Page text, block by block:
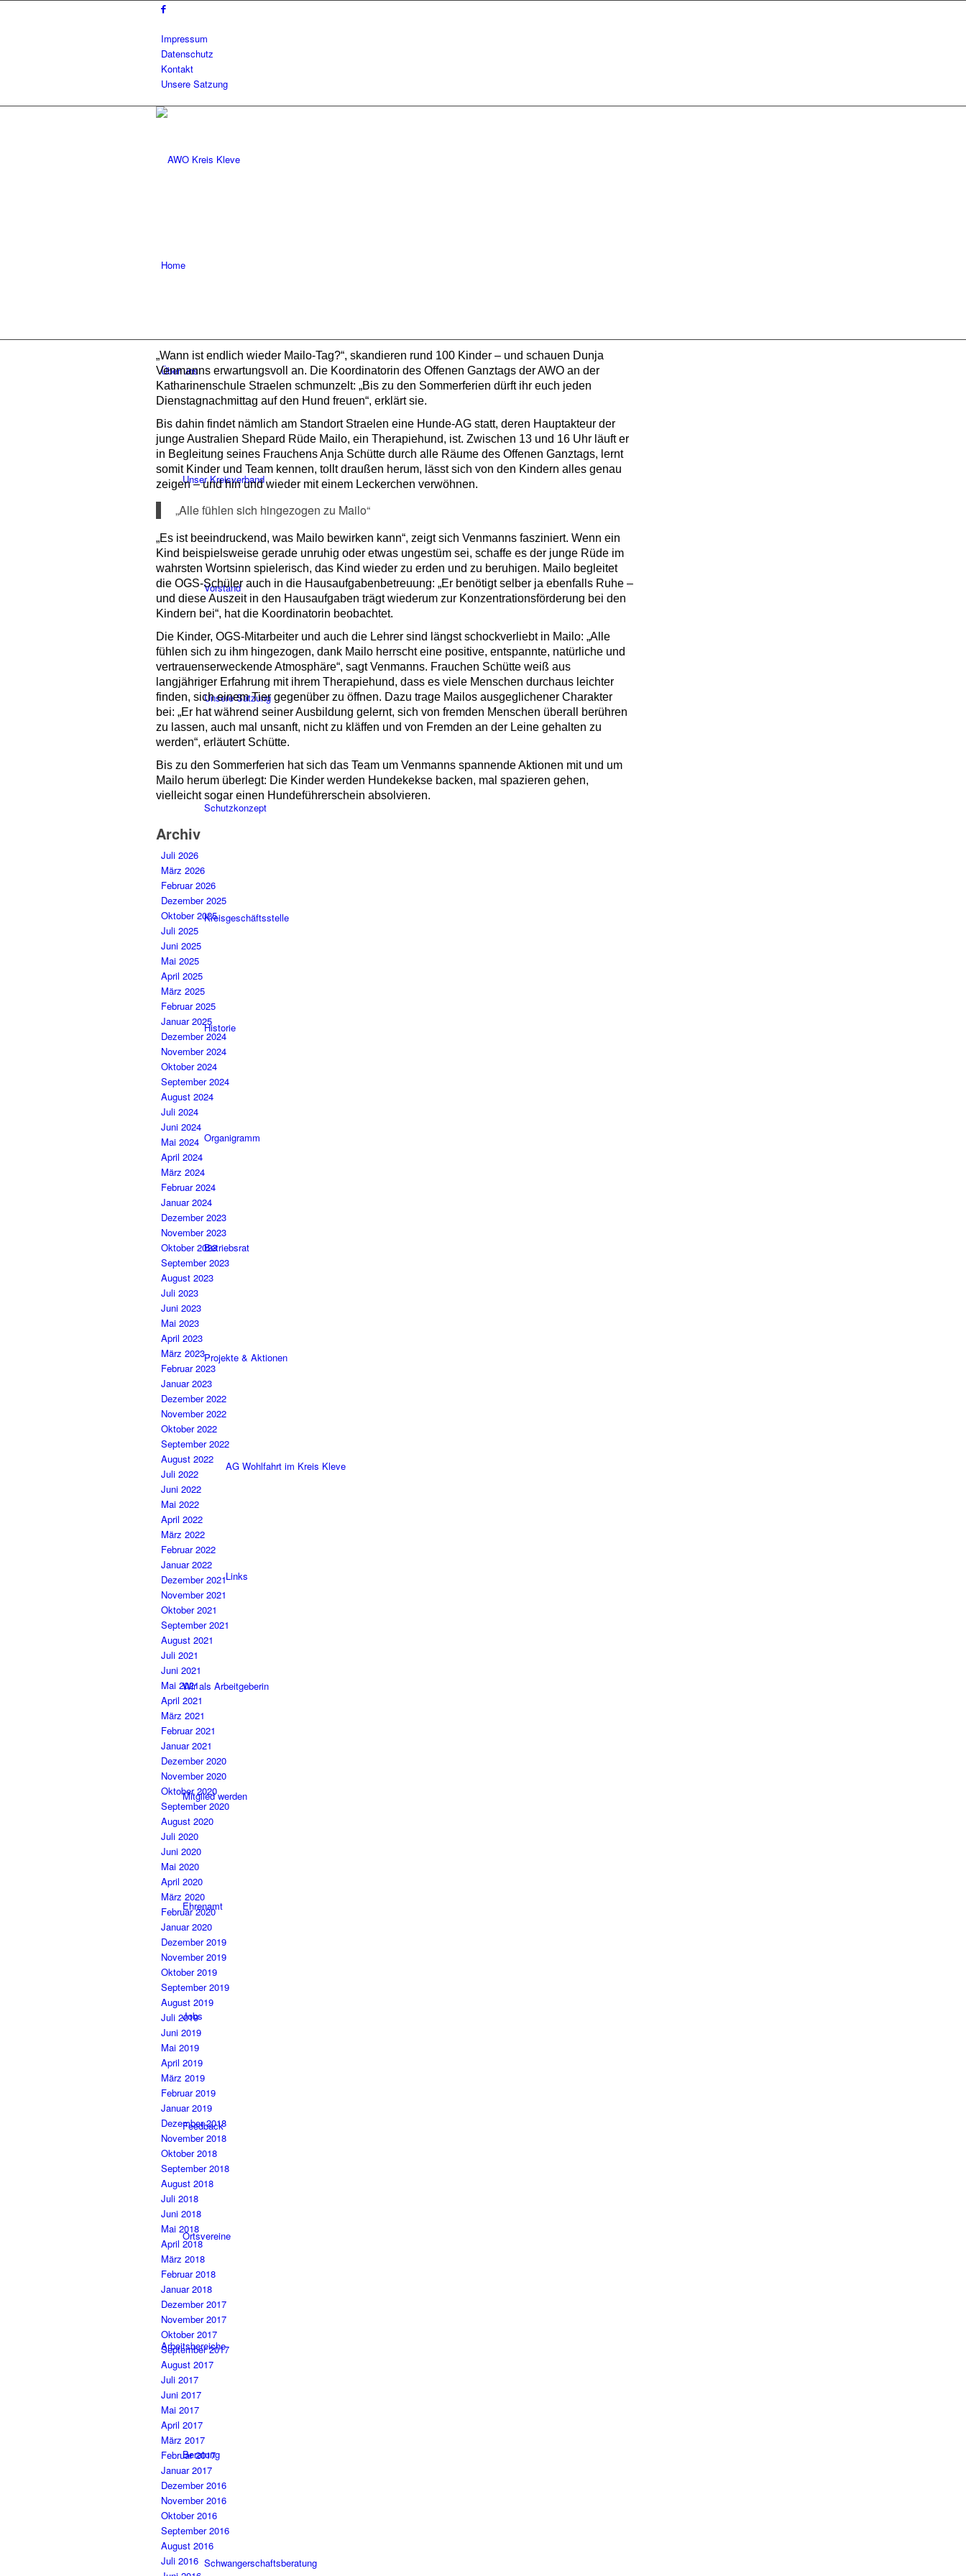
Impressum
Datenschutz
Kontakt
Unsere Satzung
Home
Über uns
Unser Kreisverband
Vorstand
Unsere Satzung
Schutzkonzept
Kreisgeschäftsstelle
Historie
Organigramm
Betriebsrat
Projekte & Aktionen
AG Wohlfahrt im Kreis Kleve
Links
Wir als Arbeitgeberin
Mitglied werden
Ehrenamt
Jobs
Feedback
Ortsvereine
Arbeitsbereiche
Beratung
Schwangerschaftsberatung
„Wann ist endlich wieder Mailo-Tag?“, skandieren rund 100 Kinder – und schauen Dunja
Venmanns erwartungsvoll an. Die Koordinatorin des Offenen Ganztags der AWO an der
Katharinenschule Straelen schmunzelt: „Bis zu den Sommerferien dürft ihr euch jeden
Dienstagnachmittag auf den Hund freuen“, erklärt sie.
Bis dahin findet nämlich am Standort Straelen eine Hunde-AG statt, deren Hauptakteur der
junge Australien Shepard Rüde Mailo, ein Therapiehund, ist. Zwischen 13 und 16 Uhr läuft er
in Begleitung seines Frauchens Anja Schütte durch alle Räume des Offenen Ganztags, lernt
somit Kinder und Team kennen, tollt draußen herum, lässt sich von den Kindern alles genau
zeigen – und hin und wieder mit einem Leckerchen verwöhnen.
„Alle fühlen sich hingezogen zu Mailo“
„Es ist beeindruckend, was Mailo bewirken kann“, zeigt sich Venmanns fasziniert. Wenn ein
Kind beispielsweise gerade unruhig oder etwas ungestüm sei, schaffe es der junge Rüde im
wahrsten Wortsinn spielerisch, das Kind wieder zu erden und zu beruhigen. Mailo begleitet
die OGS-Schüler auch in die Hausaufgabenbetreuung: „Er benötigt selber ja ebenfalls Ruhe –
und diese Auszeit in den Hausaufgaben trägt wiederum zur Konzentrationsförderung bei den
Kindern bei“, hat die Koordinatorin beobachtet.
Die Kinder, OGS-Mitarbeiter und auch die Lehrer sind längst schockverliebt in Mailo: „Alle
fühlen sich zu ihm hingezogen, dank Mailo herrscht eine positive, entspannte, natürliche und
vertrauenserweckende Atmosphäre“, sagt Venmanns. Frauchen Schütte weiß aus
langjähriger Erfahrung mit ihrem Therapiehund, dass es viele Menschen durchaus leichter
finden, sich einem Tier gegenüber zu öffnen. Dazu trage Mailos ausgeglichener Charakter
bei: „Er hat während seiner Ausbildung gelernt, sich von fremden Menschen überall berühren
zu lassen, auch mal unsanft, nicht zu kläffen und von Fremden an der Leine gehalten zu
werden“, erläutert Schütte.
Bis zu den Sommerferien hat sich das Team um Venmanns spannende Aktionen mit und um
Mailo herum überlegt: Die Kinder werden Hundekekse backen, mal spazieren gehen,
vielleicht sogar einen Hundeführerschein absolvieren.
Archiv
Juli 2026
März 2026
Februar 2026
Dezember 2025
Oktober 2025
Juli 2025
Juni 2025
Mai 2025
April 2025
März 2025
Februar 2025
Januar 2025
Dezember 2024
November 2024
Oktober 2024
September 2024
August 2024
Juli 2024
Juni 2024
Mai 2024
April 2024
März 2024
Februar 2024
Januar 2024
Dezember 2023
November 2023
Oktober 2023
September 2023
August 2023
Juli 2023
Juni 2023
Mai 2023
April 2023
März 2023
Februar 2023
Januar 2023
Dezember 2022
November 2022
Oktober 2022
September 2022
August 2022
Juli 2022
Juni 2022
Mai 2022
April 2022
März 2022
Februar 2022
Januar 2022
Dezember 2021
November 2021
Oktober 2021
September 2021
August 2021
Juli 2021
Juni 2021
Mai 2021
April 2021
März 2021
Februar 2021
Januar 2021
Dezember 2020
November 2020
Oktober 2020
September 2020
August 2020
Juli 2020
Juni 2020
Mai 2020
April 2020
März 2020
Februar 2020
Januar 2020
Dezember 2019
November 2019
Oktober 2019
September 2019
August 2019
Juli 2019
Juni 2019
Mai 2019
April 2019
März 2019
Februar 2019
Januar 2019
Dezember 2018
November 2018
Oktober 2018
September 2018
August 2018
Juli 2018
Juni 2018
Mai 2018
April 2018
März 2018
Februar 2018
Januar 2018
Dezember 2017
November 2017
Oktober 2017
September 2017
August 2017
Juli 2017
Juni 2017
Mai 2017
April 2017
März 2017
Februar 2017
Januar 2017
Dezember 2016
November 2016
Oktober 2016
September 2016
August 2016
Juli 2016